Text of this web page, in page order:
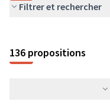
Filtrer et rechercher
136 propositions